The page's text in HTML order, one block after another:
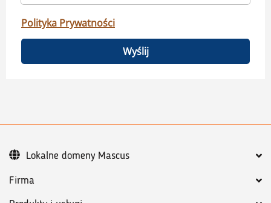
Polityka Prywatności
Wyślij
Firma
Lokalne domeny Mascus